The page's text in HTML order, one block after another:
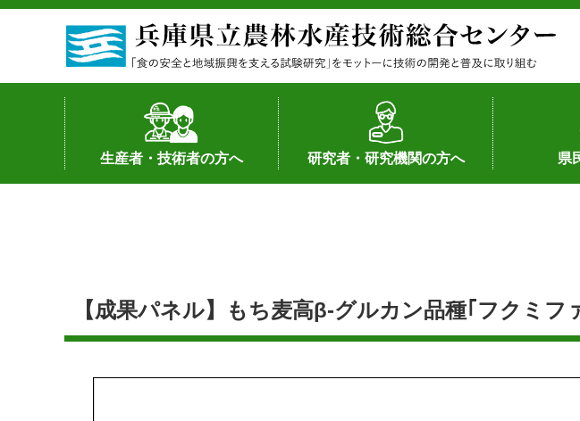
生産者・技術者の方へ
土地利用型作物
野菜
果樹・花き
加工・流通
経営･現地情報
環境病害虫
畜産
森林林業
水産
基幹種雄牛の紹介
研究者・研究機関の方へ
研究者の紹介
シーズ研究の成果
産学官連携
知的財産の保有状況（特許）
知的財産の保有状況（品種）
研究員の受入
研究活動不正行為への対応
公的研究資金への対応
県
作物や園
畜産に関
森林林業
病害虫に
食品加工
水産に関
作物や園
病害虫に
畜産に関
水産に関
バイテク
食品加工
森林林業
【成果パネル】もち麦高β-グルカン品種｢フクミ